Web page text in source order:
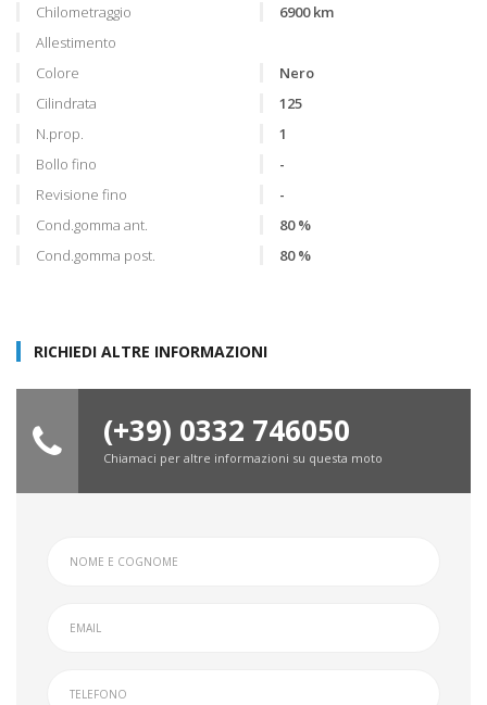
Chilometraggio
6900 km
Allestimento
Colore
Nero
Cilindrata
125
N.prop.
1
Bollo fino
-
Revisione fino
-
Cond.gomma ant.
80 %
Cond.gomma post.
80 %
RICHIEDI ALTRE INFORMAZIONI
(+39) 0332 746050
Chiamaci per altre informazioni su questa moto